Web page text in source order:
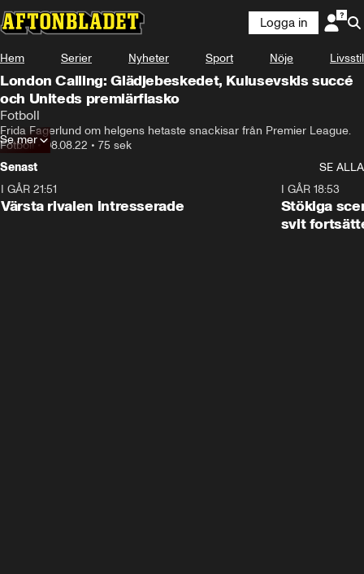
Logga in
Hem Serier Nyheter Sport Nöje Livsstil
London Calling: Glädjebeskedet, Kulusevskis succé
och Uniteds premiärfiasko
Fotboll
Frida Fagerlund om helgens hetaste snackisar från Premier League.
Fotboll•08.08.22 • 75 sek
Se mer
Senast
SE ALLA
I GÅR 21:51
Värsta rivalen intresserade
I GÅR 18:53
Stökiga
svit